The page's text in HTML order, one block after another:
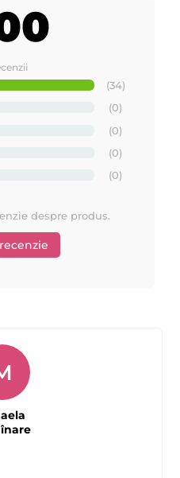
(34)
(0)
(0)
(0)
(0)
despre produs.